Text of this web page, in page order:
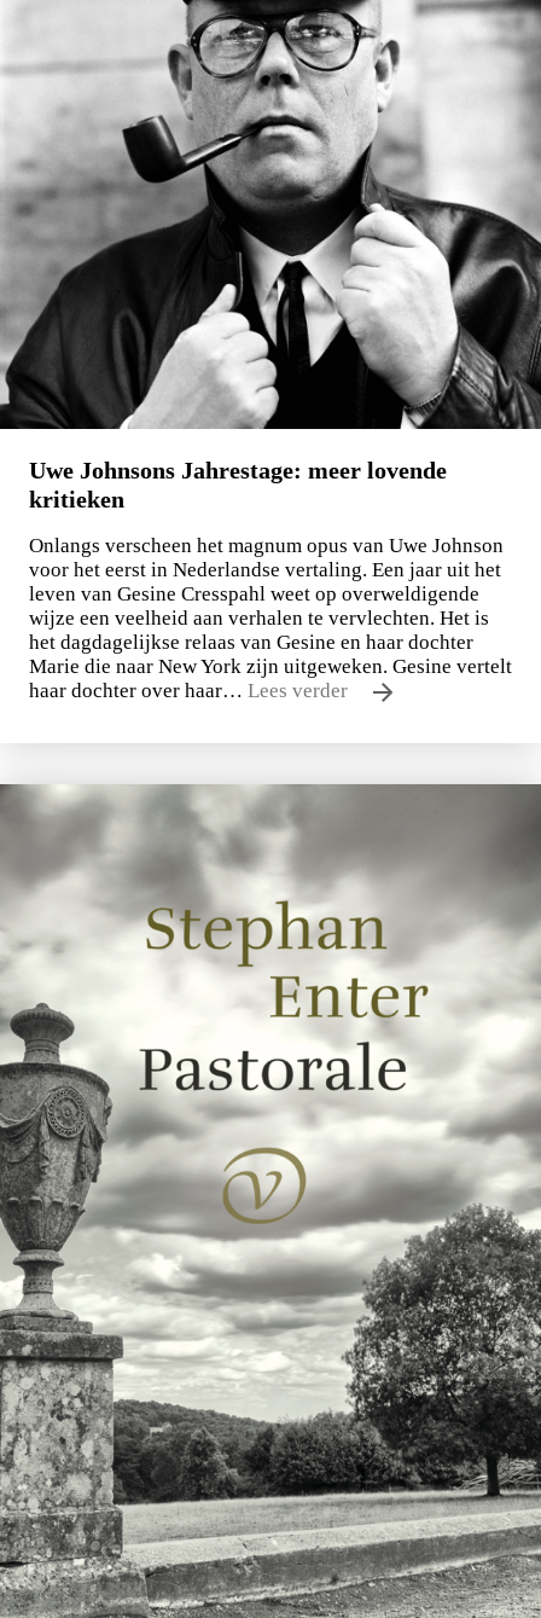
Maxim Osipov
De wereld is niet stuk te krijgen
€ 15,00
LEES MEER
Een jaar uit het leven van Gesine Cresspahl
€49,50
BESTEL
Uwe Johnsons Jahrestage: meer lovende
kritieken
Onlangs verscheen het magnum opus van Uwe Johnson
voor het eerst in Nederlandse vertaling. Een jaar uit het
leven van Gesine Cresspahl weet op overweldigende
wijze een veelheid aan verhalen te vervlechten. Het is
het dagdagelijkse relaas van Gesine en haar dochter
Marie die naar New York zijn uitgeweken. Gesine vertelt
haar dochter over haar… Lees verder